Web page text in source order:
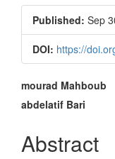
Article
Sidebar
Published: Sep
DOI: https://
Main
Article
Content
mourad Mahboub
abdelatif Bari
Abstract